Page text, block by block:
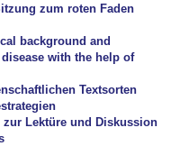
zum roten Faden
background and
with the help of
Textsorten
zur Lektüre und Diskussion